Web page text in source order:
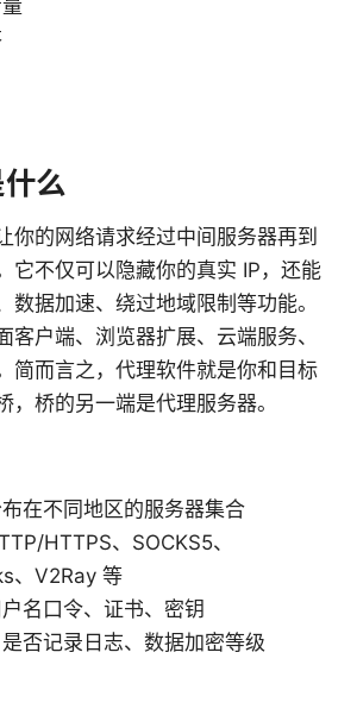
么
你的网络请求经过中间服务器再到
它不仅可以隐藏你的真实 IP，还能
数据加速、绕过地域限制等功能。
客户端、浏览器扩展、云端服务、
简而言之，代理软件就是你和目标
，桥的另一端是代理服务器。
在不同地区的服务器集合
HTTPS、SOCKS5、
、V2Ray 等
名口令、证书、密钥
否记录日志、数据加密等级